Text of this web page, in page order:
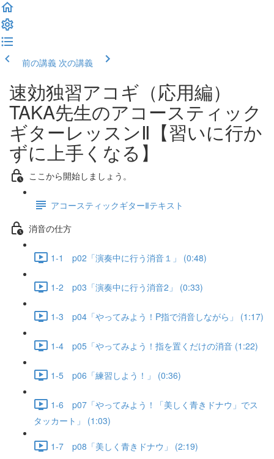
前の講義 次の講義
速効独習アコギ（応用編）
TAKA先生のアコースティック
ギターレッスンⅡ【習いに行か
ずに上手くなる】
ここから開始しましょう。
アコースティックギターⅡテキスト
消音の仕方
1-1 p02「演奏中に行う消音１」 (0:48)
1-2 p03「演奏中に行う消音2」 (0:33)
1-3 p04「やってみよう！P指で消音しながら」 (1:17)
1-4 p05「やってみよう！指を置くだけの消音 (1:22)
1-5 p06「練習しよう！」 (0:36)
1-6 p07「やってみよう！「美しく青きドナウ」でス
タッカート」 (1:03)
1-7 p08「美しく青きドナウ」 (2:19)